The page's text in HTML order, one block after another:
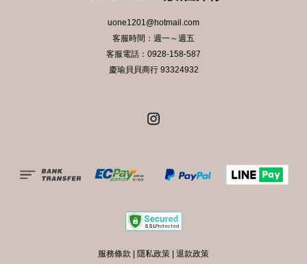
uone1201@hotmail.com
客服時間：週一～週五
客服電話：0928-158-587
慶瑜貝貝商行 93324932
服務條款 | 隱私政策 | 退款政策